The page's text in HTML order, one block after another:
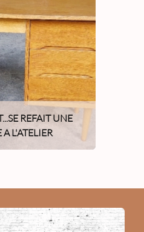
REFAIT UNE
L'ATELIER